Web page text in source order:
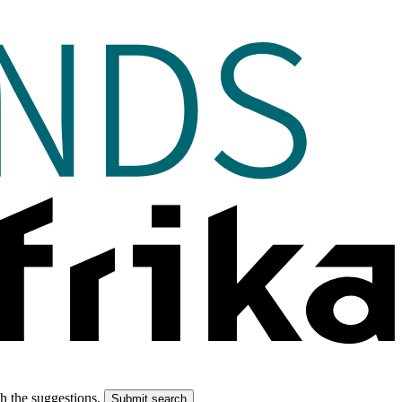
the suggestions. Submit search